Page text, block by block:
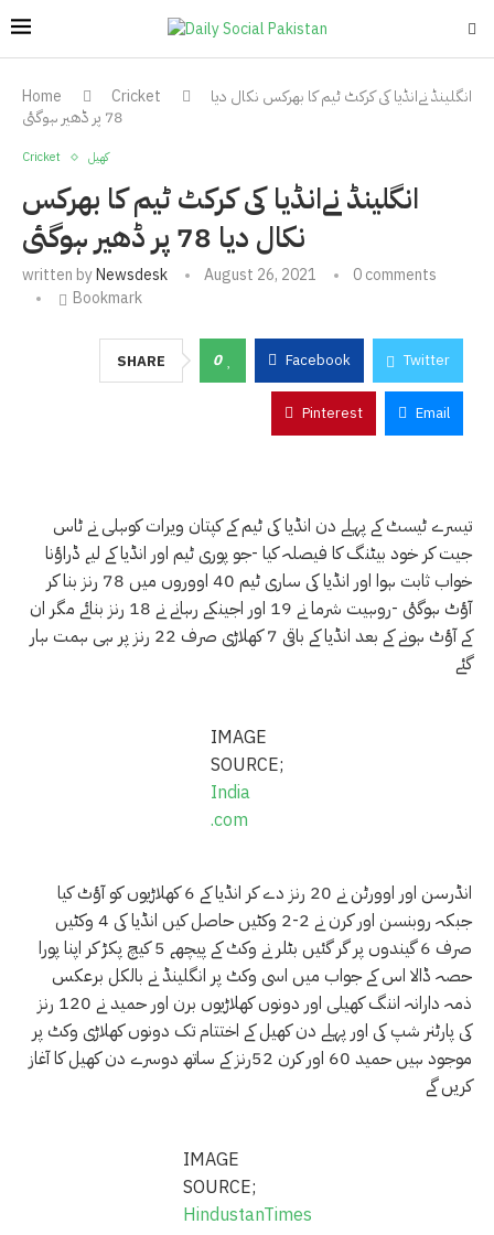
Home Cricket
انگلینڈ نےانڈیا کی کرکٹ ٹیم کا بھرکس نکال دیا
78 پر ڈھیر ہوگئی
Cricket کھیل
انگلینڈ نےانڈیا کی کرکٹ ٹیم کا بھرکس
نکال دیا 78 پر ڈھیر ہوگئی
written byNewsdesk August 26, 2021
0 comments
Bookmark
SHARE 0 Facebook Twitter
Pinterest Email
تیسرے ٹیسٹ کے پہلے دن انڈیا کی ٹیم کے کپتان ویرات کوہلی نے ٹاس
جیت کر خود بیٹنگ کا فیصلہ کیا -جو پوری ٹیم اور انڈیا کے لیے ڈراؤنا
خواب ثابت ہوا اور انڈیا کی ساری ٹیم 40 اووروں میں 78 رنز بنا کر
آؤٹ ہوگئی -روہیت شرما نے 19 اور اجینکے رہانے نے 18 رنز بنائے مگر ان
کے آؤٹ ہونے کے بعد انڈیا کے باقی 7 کھلاڑی صرف 22 رنز پر ہی ہمت ہار
گئے
IMAGE
SOURCE;
India
.com
انڈرسن اور اوورٹن نے 20 رنز دے کر انڈیا کے 6 کھلاڑیوں کو آؤٹ کیا
جبکہ روبنسن اور کرن نے 2-2 وکٹیں حاصل کیں انڈیا کی 4 وکٹیں
صرف 6 گیندوں پر گر گئیں بٹلر نے وکٹ کے پیچھے 5 کیچ پکڑ کر اپنا پورا
حصہ ڈالا اس کے جواب میں اسی وکٹ پر انگلینڈ نے بالکل برعکس
ذمہ دارانہ اننگ کھیلی اور دونوں کھلاڑیوں برن اور حمید نے 120 رنز
کی پارٹنر شپ کی اور پہلے دن کھیل کے اختتام تک دونوں کھلاڑی وکٹ پر
موجود ہیں حمید 60 اور کرن 52رنز کے ساتھ دوسرے دن کھیل کا آغاز
کریں گے
IMAGE
SOURCE;
HindustanTimes